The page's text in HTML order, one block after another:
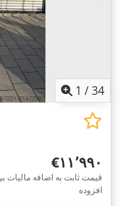
1 /34
‎€۱۱٬۹۹۰
قیمت ثابت به اضافه مالیات
افزوده